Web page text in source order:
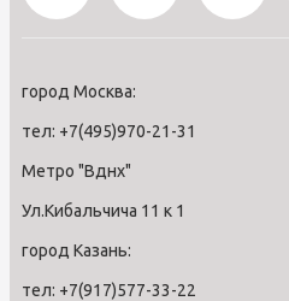
город Москва:
тел: +7(495)970-21-31
Метро "Вднх"
Ул.Кибальчича 11 к 1
город Казань:
тел: +7(917)577-33-22